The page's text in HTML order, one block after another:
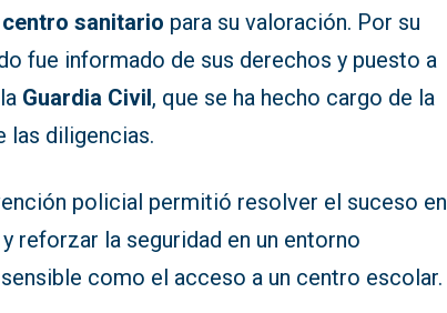
centro sanitario para su valoración. Por su
fue informado de sus derechos y puesto a
Guardia Civil, que se ha hecho cargo de la
las diligencias.
policial permitió resolver el suceso en
reforzar la seguridad en un entorno
como el acceso a un centro escolar.